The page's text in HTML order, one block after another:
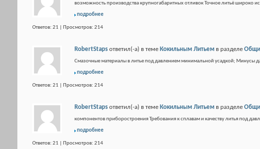
возможность производства крупногабаритных отливок Точное литьё широко
подробнее
Ответов: 21 | Просмотров: 214
RobertStaps ответил(-а) в теме Кокильным Литьем в разделе
Смазочные материалы в литье под давлением минимальной усадкой;
подробнее
Ответов: 21 | Просмотров: 214
RobertStaps ответил(-а) в теме Кокильным Литьем в разделе
компонентов приборостроения Требования к сплавам и качеству литья под
подробнее
Ответов: 21 | Просмотров: 214